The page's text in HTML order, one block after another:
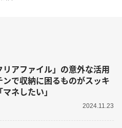
リアファイル」の意外な活用
で収納に困るものがスッキ
ネしたい」
2024.11.23